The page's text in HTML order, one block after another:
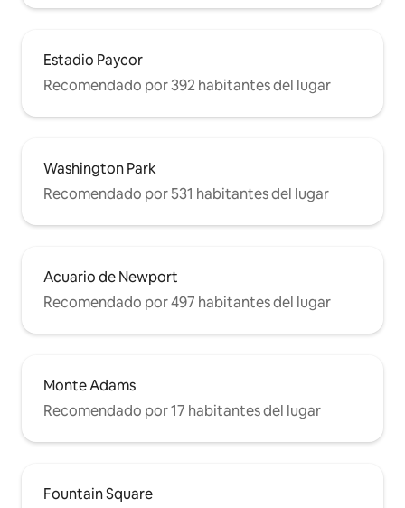
Estadio Paycor
Recomendado por 392 habitantes del lugar
Washington Park
Recomendado por 531 habitantes del lugar
Acuario de Newport
Recomendado por 497 habitantes del lugar
Monte Adams
Recomendado por 17 habitantes del lugar
Fountain Square